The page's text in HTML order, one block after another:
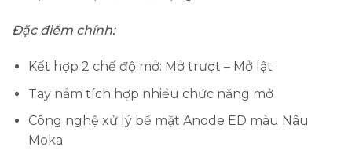
Đặc điểm chính:
Kết hợp 2 chế độ mở: Mở trượt – Mở lật
Tay nắm tích hợp nhiều chức năng mở
Công nghệ xử lý bề mặt Anode ED màu Nâu
Moka